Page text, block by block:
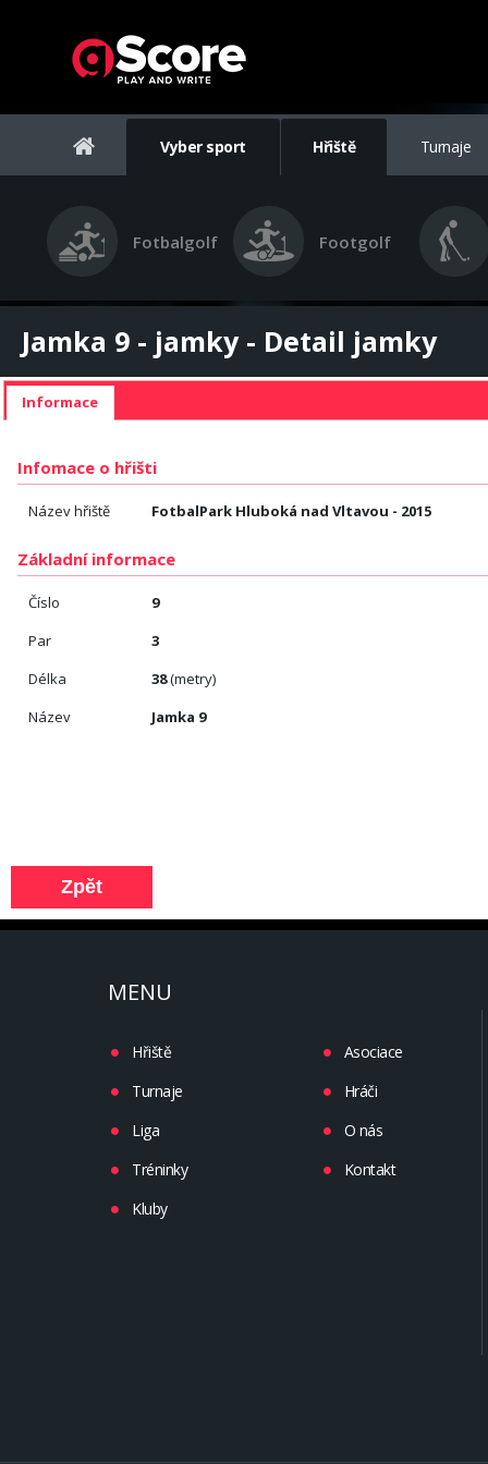
Vyber sport Hřiště Turnaje
Fotbalgolf Footgolf
Jamka 9 - jamky - Detail jamky
Informace
Infomace o hřišti
Název hřiště FotbalPark Hluboká nad Vltavou - 2015
Základní informace
Číslo
9
Par
3
Délka
38(metry)
Název
Jamka 9
MENU
Hřiště
Turnaje
Liga
Tréninky
Kluby
Asociace
Hráči
O nás
Kontakt